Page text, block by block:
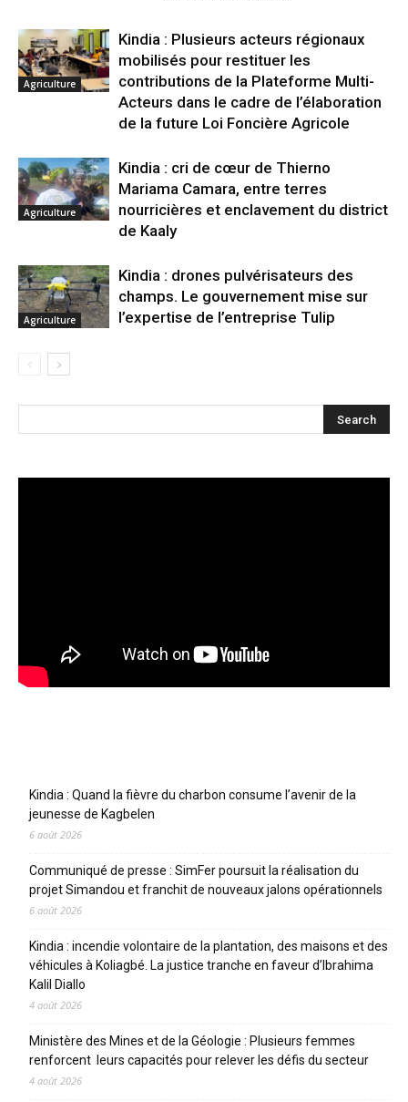
Agriculture
Kindia : Plusieurs acteurs régionaux
mobilisés pour restituer les
contributions de la Plateforme Multi-
Acteurs dans le cadre de l’élaboration
de la future Loi Foncière Agricole
Agriculture
Kindia : cri de cœur de Thierno
Mariama Camara, entre terres
nourricières et enclavement du district
de Kaaly
Agriculture
Kindia : drones pulvérisateurs des
champs. Le gouvernement mise sur
l’expertise de l’entreprise Tulip
Kindia : Quand la fièvre du charbon consume l’avenir de la
jeunesse de Kagbelen
6 août 2026
Communiqué de presse : SimFer poursuit la réalisation du
projet Simandou et franchit de nouveaux jalons opérationnels
6 août 2026
Kindia : incendie volontaire de la plantation, des maisons et des
véhicules à Koliagbé. La justice tranche en faveur d’Ibrahima
Kalil Diallo
4 août 2026
Ministère des Mines et de la Géologie : Plusieurs femmes
renforcent leurs capacités pour relever les défis du secteur
4 août 2026